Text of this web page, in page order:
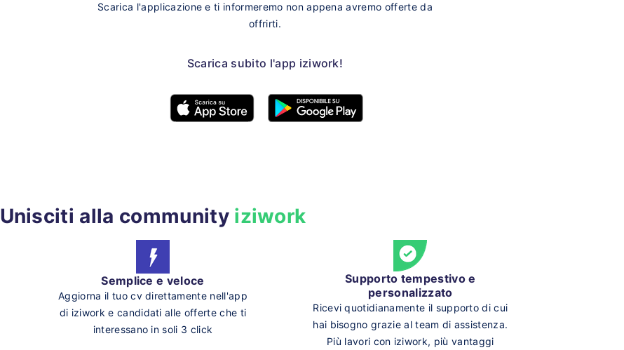
Scarica l'applicazione e ti informeremo non appena avremo offerte da
offrirti.
Scarica subito l'app iziwork!
Unisciti alla community iziwork
Semplice e veloce
Aggiorna il tuo cv direttamente nell'app
di iziwork e candidati alle offerte che ti
interessano in soli 3 click
Supporto tempestivo e
personalizzato
Ricevi quotidianamente il supporto di cui
hai bisogno grazie al team di assistenza.
Più lavori con iziwork, più vantaggi